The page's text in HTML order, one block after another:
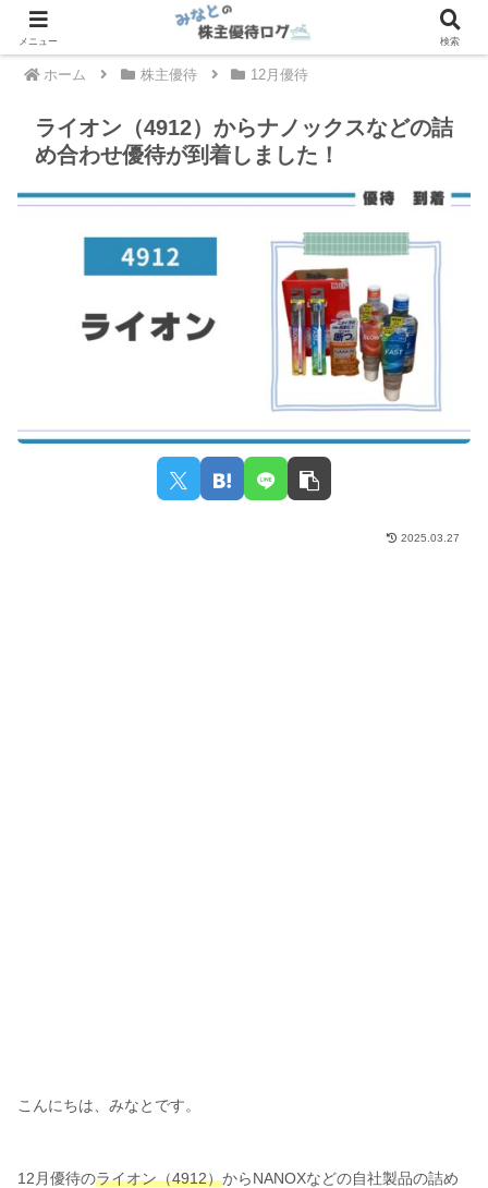
ホーム 株主優待 12月優待
ライオン（4912）からナノックスなどの詰
め合わせ優待が到着しました！
2025.03.27
こんにちは、みなとです。
12月優待のライオン（4912）からNANOXなどの自社製品の詰め
メニュー 検索